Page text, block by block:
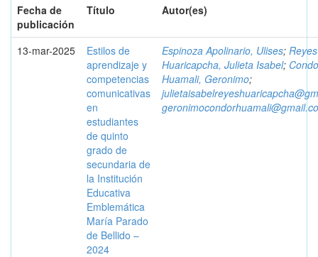
Fecha de
publicación
Título Autor(es)
13-mar-2025
Estilos de
aprendizaje y
competencias
comunicativas
en
estudiantes
de quinto
grado de
secundaria de
la Institución
Educativa
Emblemática
María Parado
de Bellido –
2024
Espinoza Apolinario, Ulises; Reyes
Huaricapcha, Julieta Isabel;
Huamali, Geronimo;